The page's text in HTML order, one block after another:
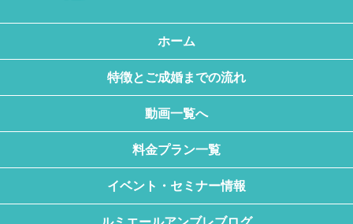
ホーム
特徴とご成婚までの流れ
動画一覧へ
料金プラン一覧
イベント・セミナー情報